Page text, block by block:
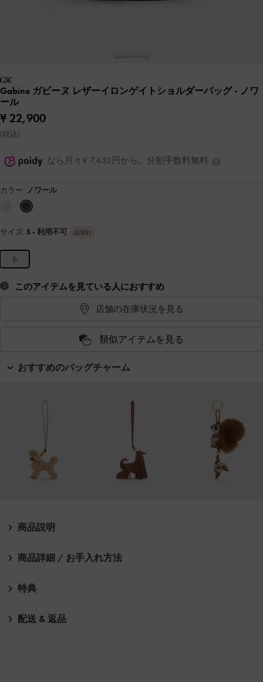
Gabine ガビーヌ レザーイロンゲイトショルダーバッグ- ノワ
ール
¥ 22,900
(税込)
なら月々¥ 7,633円から。分割手数料無料
カラー: ノワール
サイズ: S - 利用不可 品切れ
S
このアイテムを見ている人におすすめ
店舗の在庫状況を見る
類似アイテムを見る
おすすめのバッグチャーム
商品説明
商品詳細 / お手入れ方法
特典
配送 & 返品